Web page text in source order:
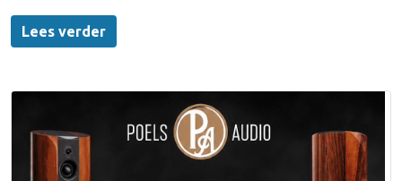
Lees verder